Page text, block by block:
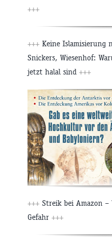
+++
+++ Keine
Snickers, Wiesenhof:
jetzt halal sind +++
+++ Streik bei Amazon –
Gefahr +++